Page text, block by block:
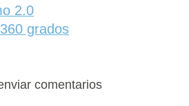
2.0
grados
comentarios